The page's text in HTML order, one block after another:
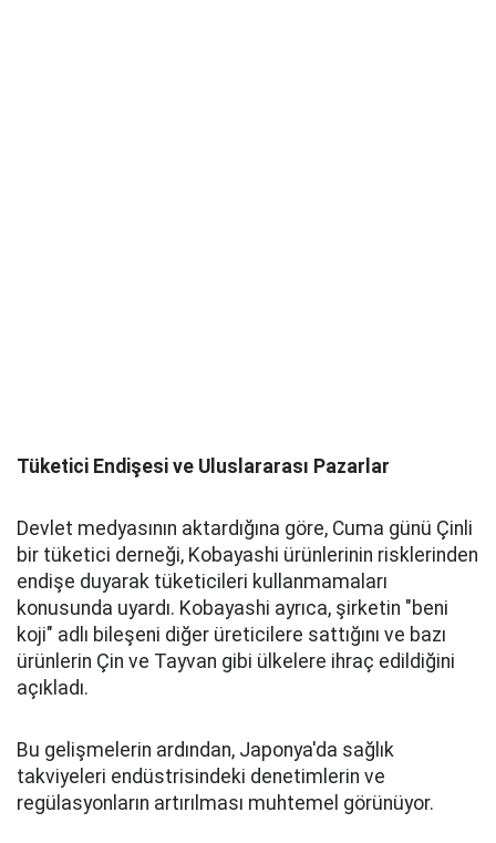
Tüketici Endişesi ve Uluslararası Pazarlar
Devlet medyasının aktardığına göre, Cuma günü Çinli
bir tüketici derneği, Kobayashi ürünlerinin risklerinden
endişe duyarak tüketicileri kullanmamaları
konusunda uyardı. Kobayashi ayrıca, şirketin "beni
koji" adlı bileşeni diğer üreticilere sattığını ve bazı
ürünlerin Çin ve Tayvan gibi ülkelere ihraç edildiğini
açıkladı.
Bu gelişmelerin ardından, Japonya'da sağlık
takviyeleri endüstrisindeki denetimlerin ve
regülasyonların artırılması muhtemel görünüyor.